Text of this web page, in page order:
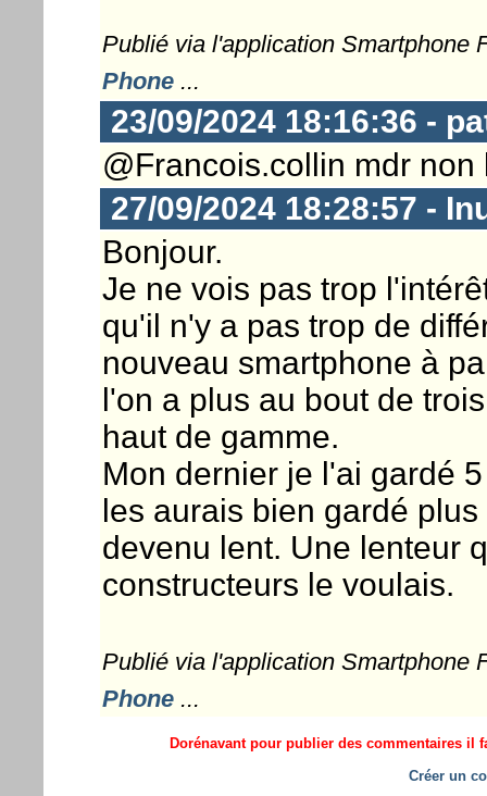
Publié via l'application Smartphone
Phone...
23/09/2024 18:16:36 -
@Francois.collin mdr
27/09/2024 18:28:57 -
Bonjour.
Je ne vois pas trop
qu'il n'y a pas trop de
nouveau smartphone à
l'on a plus au bout de
haut de gamme.
Mon dernier je l'ai gardé
les aurais bien gardé
devenu lent. Une lenteur
constructeurs le voulais.
Publié via l'application Smartphone
Phone...
Dorénavant pour publier des commentaires il
Créer un